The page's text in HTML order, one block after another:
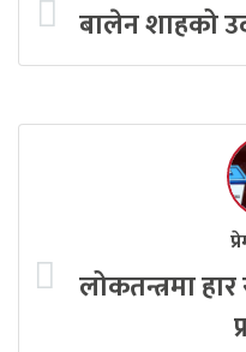
बालेन शाहको
लोकतन्त्रमा